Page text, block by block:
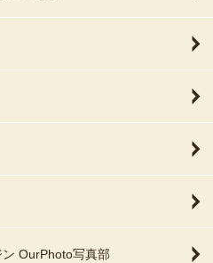
OurPhoto写真部